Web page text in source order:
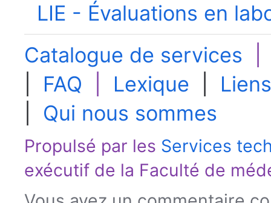
LIE - Évaluations en
Catalogue de services
FAQ Lexique
Qui nous sommes
Propulsé par les Services
exécutif de la Faculté de